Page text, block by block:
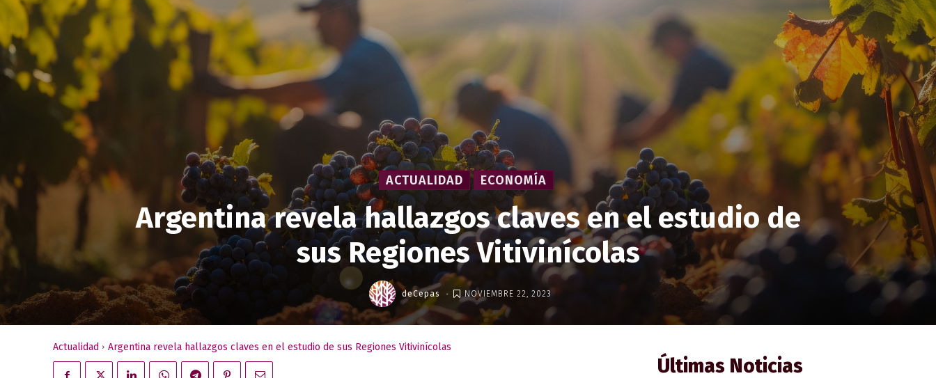
ACTUALIDAD ECONOMÍA
Argentina revela hallazgos claves en el estudio de
sus Regiones Vitivinícolas
deCepas . NOVIEMBRE 22, 2023
Actualidad Argentina revela hallazgos claves en el estudio de sus Regiones Vitivinícolas
Últimas Noticias